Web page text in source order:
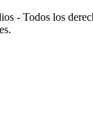
- Todos los